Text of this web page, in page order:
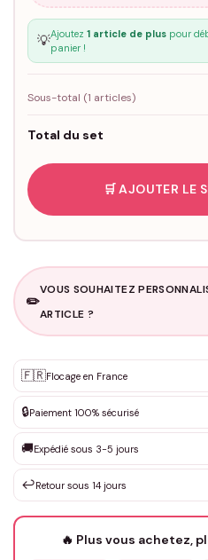
💡Ajoutez 1 article de pluspour
panier !
Sous-total (1 articles)
Total du set
🛒 AJOUTER LE
✏️
VOUS SOUHAITEZ
ARTICLE ?
✨ Personnalisation sur mesure
DEVIS GRATUIT ·
Que souhaitez-vous ?*
Votre texte / idée*
🇫🇷Flocage en France
🔒Paiement 100% sécurisé
🚚Expédié sous 3-5 jours
↩️Retour sous 14 jours
🔥 Plus vous achetez,